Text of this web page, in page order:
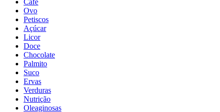
Café
Ovo
Petiscos
Açúcar
Licor
Doce
Chocolate
Palmito
Suco
Ervas
Verduras
Nutrição
Oleaginosas